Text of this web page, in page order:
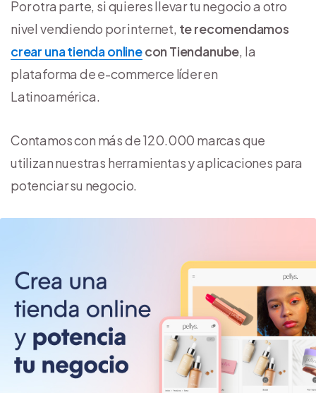
Por otra parte, si quieres llevar tu negocio a otro
nivel vendiendo por internet, te recomendamos
crear una tienda onlinecon Tiendanube, la
plataforma de e-commerce líder en
Latinoamérica.
Contamos con más de 120.000 marcas que
utilizan nuestras herramientas y aplicaciones para
potenciar su negocio.